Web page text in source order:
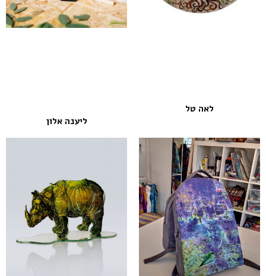
לאה טל
ליענה אלון